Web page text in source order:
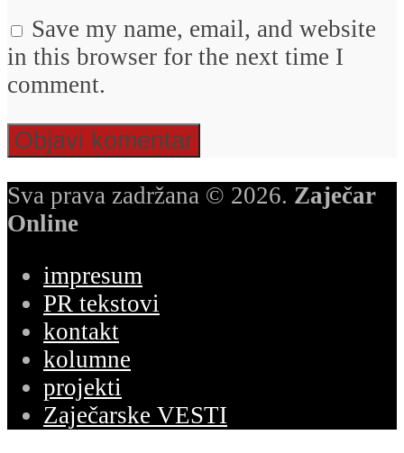
Save my name, email, and website
in this browser for the next time I
comment.
Sva prava zadržana © 2026. Zaječar
Online
impresum
PR tekstovi
kontakt
kolumne
projekti
Zaječarske VESTI